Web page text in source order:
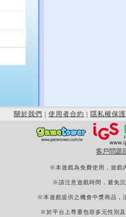
關於我們 | 使用者合約 | 隱私權保護
客戶問題
※本遊戲為免費使用，遊戲
※請注意遊戲時間，避免
※本遊戲提供之機會中獎商品，
※於平台上尊重包容多元性別